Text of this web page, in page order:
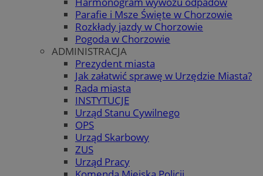
Parafie i Msze Święte w Chorzowie
Rozkłady jazdy w Chorzowie
Pogoda w Chorzowie
ADMINISTRACJA
Prezydent miasta
Jak załatwić sprawę w Urzędzie Miasta?
Rada miasta
INSTYTUCJE
Urząd Stanu Cywilnego
OPS
Urząd Skarbowy
ZUS
Urząd Pracy